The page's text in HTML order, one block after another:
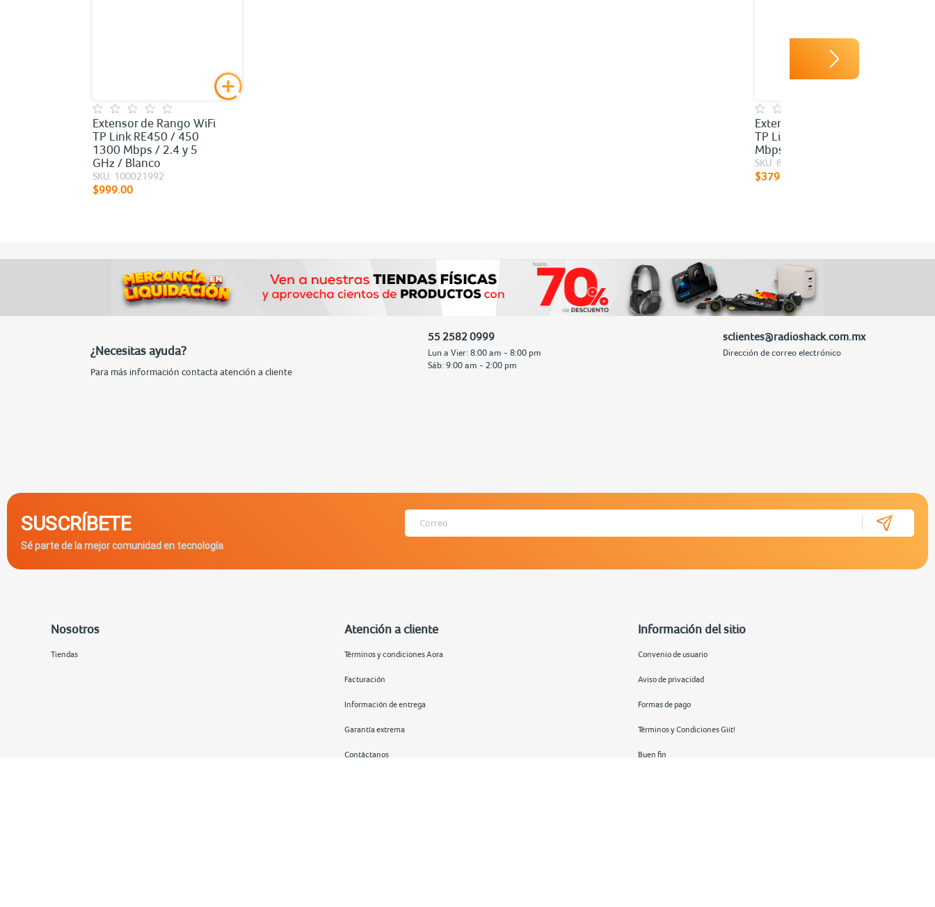
Extensor de Rango WiFi
TP Link RE450 / 450
1300 Mbps / 2.4 y 5
GHz / Blanco
SKU: 100021992
$999.00
Extensor de Rango WiFi
TP Link N300 / 300
Mbps / Blanco
SKU: 89773
$379.00
¿Necesitas ayuda?
Para más información contacta atención a cliente
55 2582 0999
Lun a Vier: 8:00 am - 8:00 pm
Sáb: 9:00 am - 2:00 pm
sclientes@radioshack.com.mx
Dirección de correo electrónico
SUSCRÍBETE
Sé parte de la mejor comunidad en tecnología
Nosotros
Tiendas
Atención a cliente
Términos y condiciones Aora
Facturación
Información de entrega
Garantía extrema
Contáctanos
Información del sitio
Convenio de usuario
Aviso de privacidad
Formas de pago
Términos y Condiciones Giit!
Buen fin